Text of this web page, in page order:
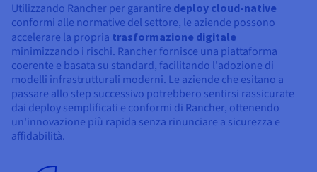
Utilizzando Rancher per garantire deploy cloud-native
conformi alle normative del settore, le aziende possono
accelerare la propria trasformazione digitale
minimizzando i rischi. Rancher fornisce una piattaforma
coerente e basata su standard, facilitando l'adozione di
modelli infrastrutturali moderni. Le aziende che esitano a
passare allo step successivo potrebbero sentirsi rassicurate
dai deploy semplificati e conformi di Rancher, ottenendo
un'innovazione più rapida senza rinunciare a sicurezza e
affidabilità.